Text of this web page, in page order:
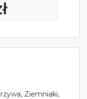
Ziemniaki,